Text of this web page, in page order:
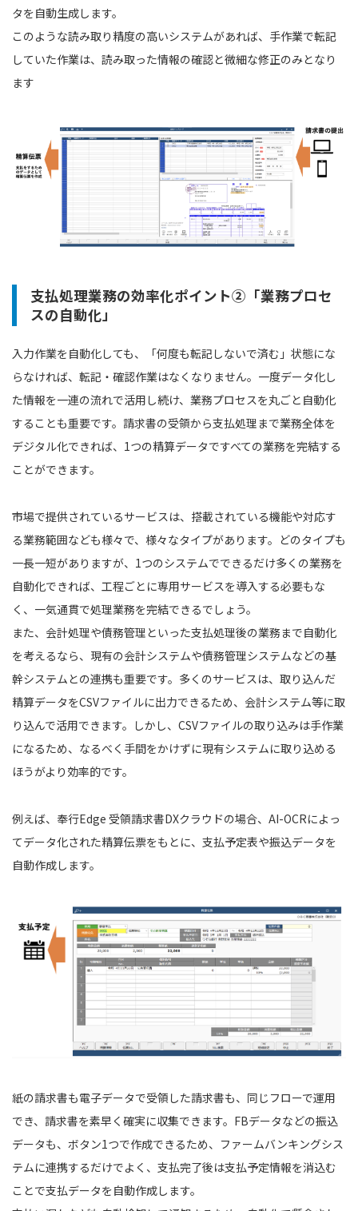
タを自動生成します。
このような読み取り精度の高いシステムがあれば、手作業で転記
していた作業は、読み取った情報の確認と微細な修正のみとなり
ます
支払処理業務の効率化ポイント②「業務プロセ
スの自動化」
入力作業を自動化しても、「何度も転記しないで済む」状態にな
らなければ、転記・確認作業はなくなりません。一度データ化し
た情報を一連の流れで活用し続け、業務プロセスを丸ごと自動化
することも重要です。請求書の受領から支払処理まで業務全体を
デジタル化できれば、1つの精算データですべての業務を完結する
ことができます。
市場で提供されているサービスは、搭載されている機能や対応す
る業務範囲なども様々で、様々なタイプがあります。どのタイプも
一長一短がありますが、1つのシステムでできるだけ多くの業務を
自動化できれば、工程ごとに専用サービスを導入する必要もな
く、一気通貫で処理業務を完結できるでしょう。
また、会計処理や債務管理といった支払処理後の業務まで自動化
を考えるなら、現有の会計システムや債務管理システムなどの基
幹システムとの連携も重要です。多くのサービスは、取り込んだ
精算データをCSVファイルに出力できるため、会計システム等に取
り込んで活用できます。しかし、CSVファイルの取り込みは手作業
になるため、なるべく手間をかけずに現有システムに取り込める
ほうがより効率的です。
例えば、奉⾏Edge 受領請求書DXクラウドの場合、AI-OCRによっ
てデータ化された精算伝票をもとに、支払予定表や振込データを
自動作成します。
紙の請求書も電子データで受領した請求書も、同じフローで運用
でき、請求書を素早く確実に収集できます。FBデータなどの振込
データも、ボタン1つで作成できるため、ファームバンキングシス
テムに連携するだけでよく、支払完了後は支払予定情報を消込む
ことで支払データを自動作成します。